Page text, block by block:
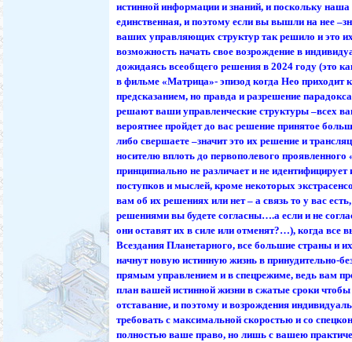
истинной информации и знаний, и поскольку
единственная, и поэтому если вы вышли на нее
ваших управляющих структур так решило и это
возможность начать свое возрождение в
дожидаясь всеобщего решения в 2024 году (это
в фильме «Матрица»- эпизод когда Нео приходит
предсказанием, но правда и разрешение
решают ваши управленческие структуры –всех
вероятнее пройдет до вас решение принятое
либо свершаете –значит это их решение и
носителю вплоть до первополевого проявленного
принципиально не различает и не
поступков и мыслей, кроме некоторых
вам об их решениях или нет – а связь то у вас
решениями вы будете согласны….а если и не
они оставят их в силе или отменят?…), когда все
Всездания Планетарного, все большие страны и
начнут новую истинную жизнь в принудительно-
прямым управлением и в спецрежиме, ведь вам
план вашей истинной жизни в сжатые сроки
отставание, и поэтому и возрождения
требовать с максимальной скоростью и со
полностью ваше право, но лишь с вашею